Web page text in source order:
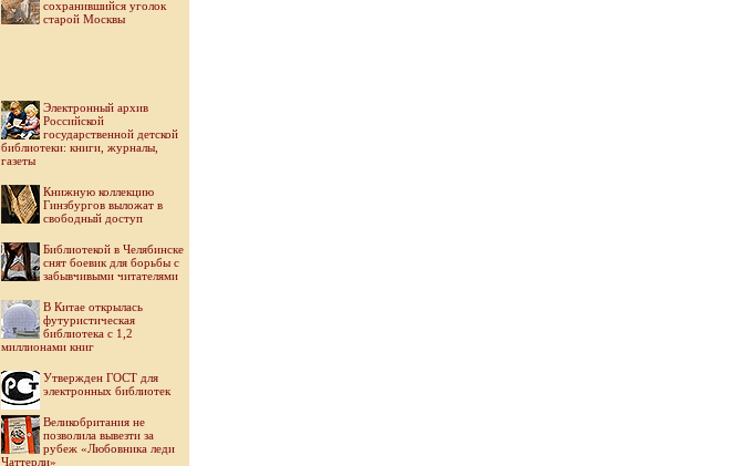
сохранившийся уголок
старой Москвы
Электронный архив
Российской
государственной детской
библиотеки: книги, журналы,
газеты
Книжную коллекцию
Гинзбургов выложат в
свободный доступ
Библиотекой в Челябинске
снят боевик для борьбы с
забывчивыми читателями
В Китае открылась
футуристическая
библиотека с 1,2
миллионами книг
Утвержден ГОСТ для
электронных библиотек
Великобритания не
позволила вывезти за
рубеж «Любовника леди
Чаттерли»